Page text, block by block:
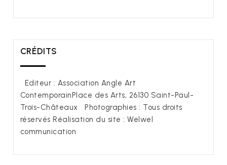
CRÉDITS
Editeur : Association Angle Art
ContemporainPlace des Arts, 26130 Saint-Paul-
Trois-Châteaux Photographies : Tous droits
réservés Réalisation du site : Welwel
communication